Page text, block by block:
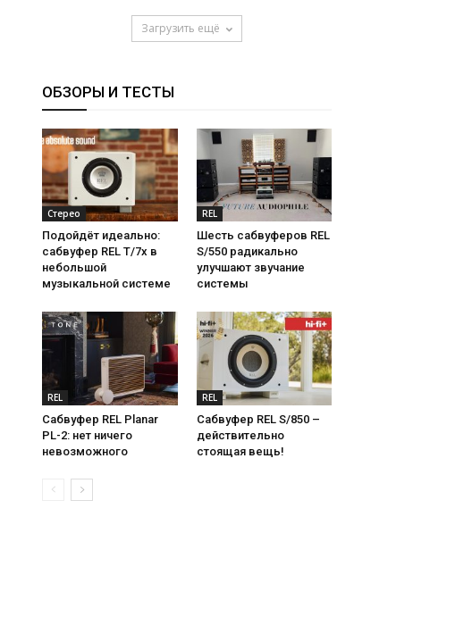
Загрузить ещё
ОБЗОРЫ И ТЕСТЫ
Стерео
Подойдёт идеально:
сабвуфер REL T/7x в
небольшой
музыкальной системе
REL
Шесть сабвуферов REL
S/550 радикально
улучшают звучание
системы
REL
Сабвуфер REL Planar
PL-2: нет ничего
невозможного
REL
Сабвуфер REL S/850 –
действительно
стоящая вещь!